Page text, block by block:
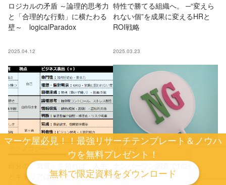
ロジカルの矛盾 ～論理的思考力
と「合理的な行動」に横たわる
壁～ logicalParadox
2025.04.12
特性で勝てる組織へ。 ─“変えら
れない個”を成果に変えるHRと
ROI戦略
2025.03.23
テクノロジー
自分の「気質」を知れば、人生
とキャリアはもっと輝く ASD
リサーチ
ナンバーワン調査で1位や3冠を
取るには？
マーケ屋必見！！最強リサーチテンプレート＆ノウハ
ウを無料プレゼント！
無料で限定資料をダウンロード